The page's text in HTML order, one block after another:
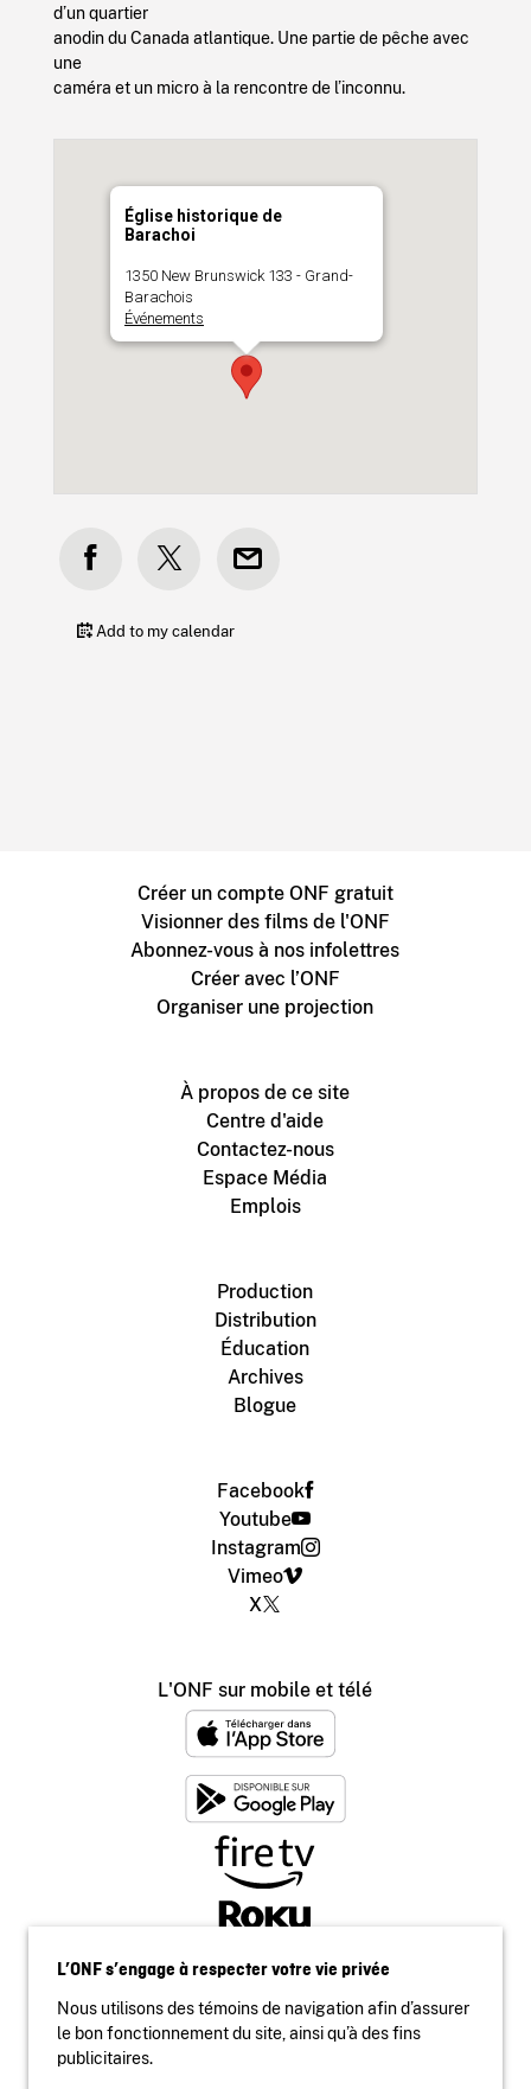
d’un quartier
anodin du Canada atlantique. Une partie de pêche avec
une
caméra et un micro à la rencontre de l’inconnu.
Église historique de
Barachoi
1350 New Brunswick 133 - Grand-
Barachois
Événements
Add to my calendar
Créer un compte ONF gratuit
Visionner des films de l'ONF
Abonnez-vous à nos infolettres
Créer avec l’ONF
Organiser une projection
À propos de ce site
Centre d'aide
Contactez-nous
Espace Média
Emplois
Production
Distribution
Éducation
Archives
Blogue
Facebook
Youtube
Instagram
Vimeo
X
L'ONF sur mobile et télé
L’ONF s’engage à respecter votre vie privée
Nous utilisons des témoins de navigation afin d’assurer
le bon fonctionnement du site, ainsi qu’à des fins
publicitaires.